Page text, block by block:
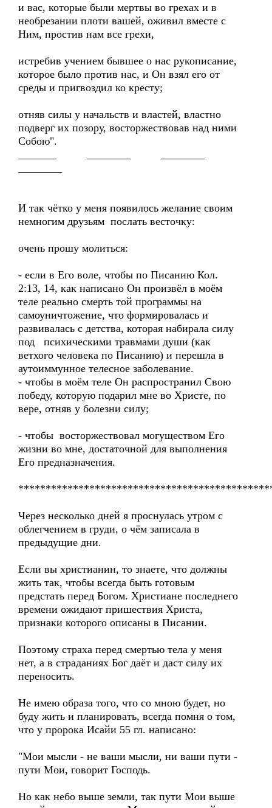
и вас, которые были мертвы во грехах и в
необрезании плоти вашей, оживил вместе с
Ним, простив нам все грехи,
истребив учением бывшее о нас рукописание,
которое было против нас, и Он взял его от
среды и пригвоздил ко кресту;
отняв силы у начальств и властей, властно
подверг их позору, восторжествовав над ними
Собою".
И так чётко у меня появилось желание своим
немногим друзьям послать весточку:
очень прошу молиться:
- если в Его воле, чтобы по Писанию Кол.
2:13, 14, как написано Он произвёл в моём
теле реально смерть той программы на
самоуничтожение, что формировалась и
развивалась с детства, которая набирала силу
под психическими травмами души (как
ветхого человека по Писанию) и перешла в
аутоиммунное телесное заболевание.
- чтобы в моём теле Он распространил Свою
победу, которую подарил мне во Христе, по
вере, отняв у болезни силу;
- чтобы восторжествовал могуществом Его
жизни во мне, достаточной для выполнения
Его предназначения.
Через несколько дней я проснулась утром с
облегчением в груди, о чём записала в
предыдущие дни.
Если вы христианин, то знаете, что должны
жить так, чтобы всегда быть готовым
предстать перед Богом. Христиане последнего
времени ожидают пришествия Христа,
признаки которого описаны в Писании.
Поэтому страха перед смертью тела у меня
нет, а в страданиях Бог даёт и даст силу их
переносить.
Не имею образа того, что со мною будет, но
буду жить и планировать, всегда помня о том,
что у пророка Исайи 55 гл. написано:
"Мои мысли - не ваши мысли, ни ваши пути -
пути Мои, говорит Господь.
Но как небо выше земли, так пути Мои выше